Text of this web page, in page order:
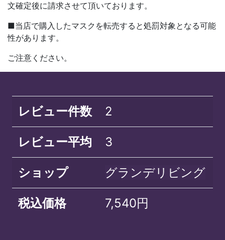
文確定後に請求させて頂いております。
■当店で購入したマスクを転売すると処罰対象となる可能
性があります。
ご注意ください。
レビュー件数 2
レビュー平均 3
ショップ グランデリビング
税込価格 7,540円